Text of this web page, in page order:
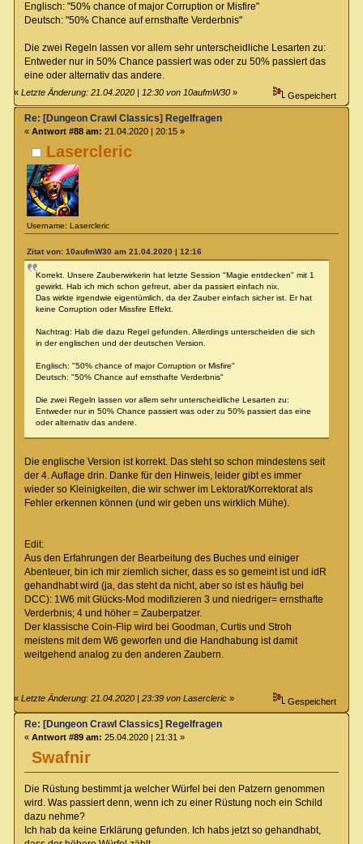
Englisch: "50% chance of major Corruption or Misfire"
Deutsch: "50% Chance auf ernsthafte Verderbnis"
Die zwei Regeln lassen vor allem sehr unterscheidliche Lesarten zu:
Entweder nur in 50% Chance passiert was oder zu 50% passiert das
eine oder alternativ das andere.
«Letzte Änderung: 21.04.2020 | 12:30 von 10aufmW30 » Gespeichert
Lasercleric
Username: Lasercleric
Re: [Dungeon Crawl Classics] Regelfragen
« Antwort #88 am: 21.04.2020 | 20:15 »
Zitat von: 10aufmW30 am 21.04.2020 | 12:16
Korrekt. Unsere Zauberwirkerin hat letzte Session "Magie entdecken" mit 1
gewirkt. Hab ich mich schon gefreut, aber da passiert einfach nix.
Das wirkte irgendwie eigentümlich, da der Zauber einfach sicher ist. Er hat
keine Corruption oder Missfire Effekt.
Nachtrag: Hab die dazu Regel gefunden. Allerdings unterscheiden die sich
in der englischen und der deutschen Version.
Englisch: "50% chance of major Corruption or Misfire"
Deutsch: "50% Chance auf ernsthafte Verderbnis"
Die zwei Regeln lassen vor allem sehr unterscheidliche Lesarten zu:
Entweder nur in 50% Chance passiert was oder zu 50% passiert das eine
oder alternativ das andere.
Die englische Version ist korrekt. Das steht so schon mindestens seit
der 4. Auflage drin. Danke für den Hinweis, leider gibt es immer
wieder so Kleinigkeiten, die wir schwer im Lektorat/Korrektorat als
Fehler erkennen können (und wir geben uns wirklich Mühe).
Edit:
Aus den Erfahrungen der Bearbeitung des Buches und einiger
Abenteuer, bin ich mir ziemlich sicher, dass es so gemeint ist und idR
gehandhabt wird (ja, das steht da nicht, aber so ist es häufig bei
DCC): 1W6 mit Glücks-Mod modifizieren 3 und niedriger= ernsthafte
Verderbnis; 4 und höher = Zauberpatzer.
Der klassische Coin-Flip wird bei Goodman, Curtis und Stroh
meistens mit dem W6 geworfen und die Handhabung ist damit
weitgehend analog zu den anderen Zaubern.
«Letzte Änderung: 21.04.2020 | 23:39 von Lasercleric » Gespeichert
Swafnir
Re: [Dungeon Crawl Classics] Regelfragen
« Antwort #89 am: 25.04.2020 | 21:31 »
Die Rüstung bestimmt ja welcher Würfel bei den Patzern genommen
wird. Was passiert denn, wenn ich zu einer Rüstung noch ein Schild
dazu nehme?
Ich hab da keine Erklärung gefunden. Ich habs jetzt so gehandhabt,